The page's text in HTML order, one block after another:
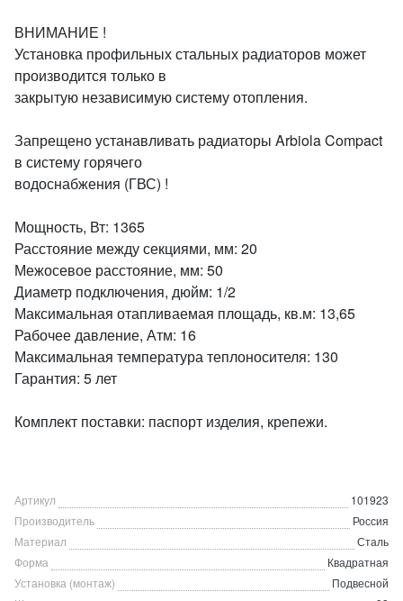
ВНИМАНИЕ !
Установка профильных стальных радиаторов может
производится только в
закрытую независимую систему отопления.
Запрещено устанавливать радиаторы Arbiola Compact
в систему горячего
водоснабжения (ГВС) !
Мощность, Вт: 1365
Расстояние между секциями, мм: 20
Межосевое расстояние, мм: 50
Диаметр подключения, дюйм: 1/2
Максимальная отапливаемая площадь, кв.м: 13,65
Рабочее давление, Атм: 16
Максимальная температура теплоносителя: 130
Гарантия: 5 лет
Комплект поставки: паспорт изделия, крепежи.
Артикул
101923
Производитель
Россия
Материал
Сталь
Форма
Квадратная
Установка (монтаж)
Подвесной